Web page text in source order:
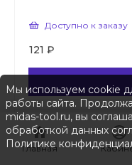
Главная
Главная
Доступно к заказу
121 ₽
Мы используем cookie
работы сайта.
midas-tool.ru, вы
обработкой данных
Политике